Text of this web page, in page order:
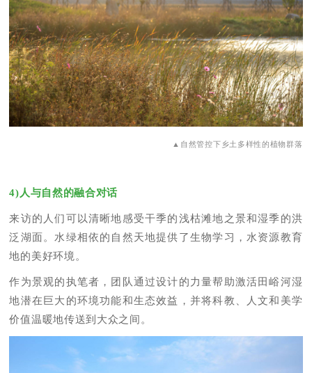
▲自然管控下乡土多样性的植物群落
4)人与自然的融合对话
来访的人们可以清晰地感受干季的浅枯滩地之景和湿季的洪
泛湖面。水绿相依的自然天地提供了生物学习，水资源教育
地的美好环境。
作为景观的执笔者，团队通过设计的力量帮助激活田峪河湿
地潜在巨大的环境功能和生态效益，并将科教、人文和美学
价值温暖地传送到大众之间。